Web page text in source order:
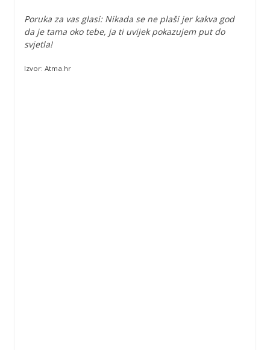
Poruka za vas glasi: Nikada se ne plaši jer kakva god
da je tama oko tebe, ja ti uvijek pokazujem put do
svjetla!
Izvor: Atma.hr